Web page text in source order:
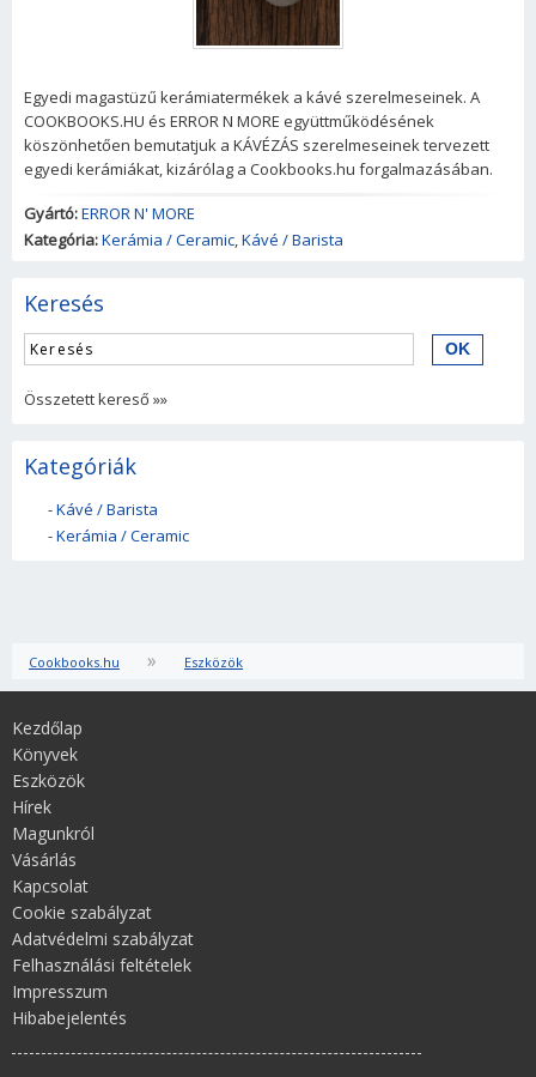
Egyedi magastüzű kerámiatermékek a kávé szerelmeseinek. A
COOKBOOKS.HU és ERROR N MORE együttműködésének
köszönhetően bemutatjuk a KÁVÉZÁS szerelmeseinek tervezett
egyedi kerámiákat, kizárólag a Cookbooks.hu forgalmazásában.
Gyártó:ERROR N' MORE
Kategória:Kerámia / Ceramic,Kávé / Barista
Keresés
Összetett kereső »»
Kategóriák
-Kávé / Barista
-Kerámia / Ceramic
Cookbooks.hu » Eszközök
Kezdőlap
Könyvek
Eszközök
Hírek
Magunkról
Vásárlás
Kapcsolat
Cookie szabályzat
Adatvédelmi szabályzat
Felhasználási feltételek
Impresszum
Hibabejelentés